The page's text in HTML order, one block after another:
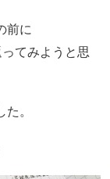
前に
てみようと思
。